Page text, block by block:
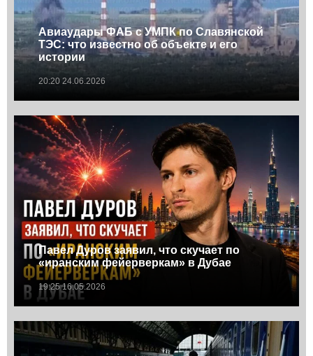
Авиаудары ФАБ с УМПК по Славянской
ТЭС: что известно об объекте и его
истории
20:20 24.06.2026
Павел Дуров заявил, что скучает по
«иранским фейерверкам» в Дубае
19:25 16.05.2026